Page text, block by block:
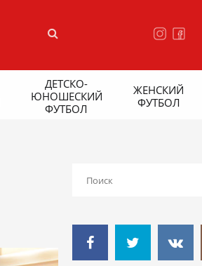
ДЕТСКО-
ЮНОШЕСКИЙ
ФУТБОЛ
ЖЕНСКИЙ
ФУТБОЛ